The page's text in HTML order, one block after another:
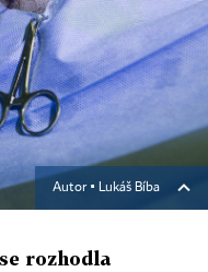
Autor ▪ Lukáš Bíba
rozhodla